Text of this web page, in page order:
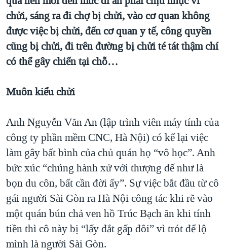
chửi, sáng ra đi chợ bị chửi, vào cơ quan không
được việc bị chửi, đến cơ quan y tế, công quyền
cũng bị chửi, đi trên đường bị chửi té tát thậm chí
có thể gây chiến tại chỗ…
Muôn kiểu chửi
Anh Nguyễn Văn An (lập trình viên máy tính của
công ty phần mềm CNC, Hà Nội) có kể lại việc
làm gây bất bình của chủ quán họ “vô học”. Anh
bức xúc “chúng hành xử với thượng đế như là
bọn du côn, bất cần đời ấy”. Sự việc bắt đầu từ cô
gái người Sài Gòn ra Hà Nội công tác khi rẽ vào
một quán bún chả ven hồ Trúc Bạch ăn khi tính
tiền thì cô này bị “lấy đắt gấp đôi” vì trót để lộ
mình là người Sài Gòn.